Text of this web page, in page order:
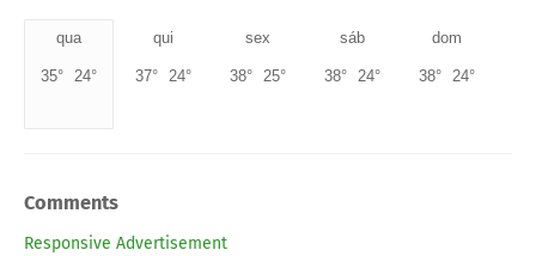
qua
35° 24°
qui
37° 24°
sex
38° 25°
sáb
38° 24°
dom
38° 24°
Comments
Responsive Advertisement